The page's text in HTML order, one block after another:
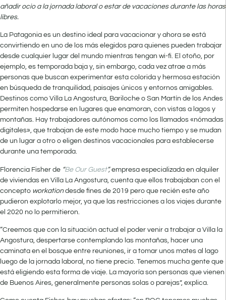
añadir ocio a la jornada laboral o estar de vacaciones durante las horas
libres.
La Patagonia es un destino ideal para vacacionar y ahora se está
convirtiendo en uno de los más elegidos para quienes pueden trabajar
desde cualquier lugar del mundo mientras tengan wi-fi. El otoño, por
ejemplo, es temporada baja y, sin embargo, cada vez atrae a más
personas que buscan experimentar esta colorida y hermosa estación
en búsqueda de tranquilidad, paisajes únicos y entornos amigables.
Destinos como Villa La Angostura, Bariloche o San Martín de los Andes
permiten hospedarse en lugares que enamoran, con vistas a lagos y
montañas. Hay trabajadores autónomos como los llamados «nómadas
digitales», que trabajan de este modo hace mucho tiempo y se mudan
de un lugar a otro o eligen destinos vacacionales para establecerse
durante una temporada.
Florencia Fisher de “Be Our Guest”,empresa especializada en alquiler
de viviendas en Villa La Angostura, cuenta que ellos trabajaban con el
concepto workationdesde fines de 2019 pero que recién este año
pudieron explotarlo mejor, ya que las restricciones a los viajes durante
el 2020 no lo permitieron.
“Creemos que con la situación actual el poder venir a trabajar a Villa la
Angostura, despertarse contemplando las montañas, hacer una
caminata en el bosque entre reuniones, ir a tomar unos mates al lago
luego de la jornada laboral, no tiene precio. Tenemos mucha gente que
está eligiendo esta forma de viaje. La mayoría son personas que vienen
de Buenos Aires, generalmente personas solas o parejas”, explica.